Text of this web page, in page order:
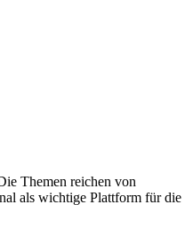
Themen reichen von
als wichtige Plattform für die